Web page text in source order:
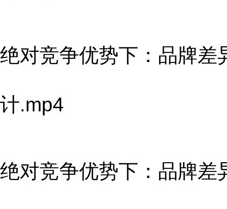
绝对竞争优势下：品牌差
计.mp4
绝对竞争优势下：品牌差